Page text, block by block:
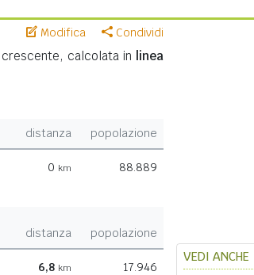
Modifica Condividi
crescente, calcolata in linea
distanza popolazione
0 km 88.889
distanza popolazione
6,8 km 17.946
VEDI ANCHE